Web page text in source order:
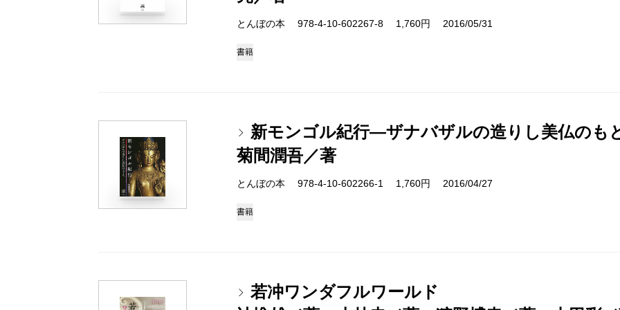
とんぼの本 978-4-10-602267-8 1,760円 2016/05/31
書籍
新モンゴル紀行―ザナバザルの造りし美仏のも
菊間潤吾／著
とんぼの本 978-4-10-602266-1 1,760円 2016/04/27
書籍
若冲ワンダフルワールド